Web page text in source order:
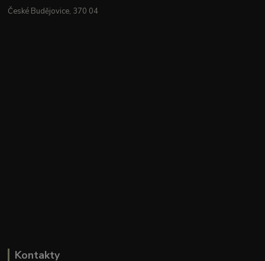
České Budějovice, 370 04
Kontakty